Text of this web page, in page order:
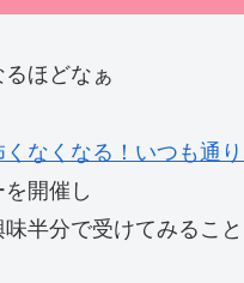
ほどなぁ
くなくなる！いつも通
開催し
半分で受けてみること